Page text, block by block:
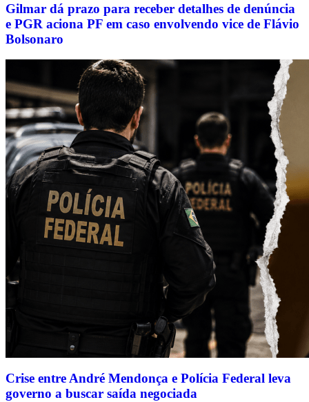
Gilmar dá prazo para receber detalhes de denúncia
e PGR aciona PF em caso envolvendo vice de Flávio
Bolsonaro
Crise entre André Mendonça e Polícia Federal leva
governo a buscar saída negociada